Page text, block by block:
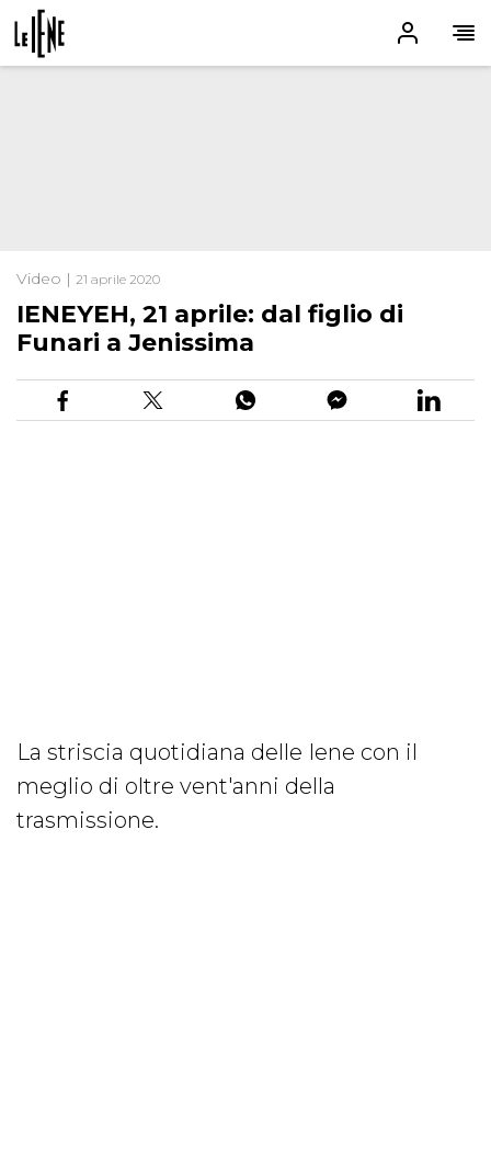
Video | 21 aprile 2020
IENEYEH, 21 aprile: dal figlio di
Funari a Jenissima
La striscia quotidiana delle Iene con il
meglio di oltre vent'anni della
trasmissione.